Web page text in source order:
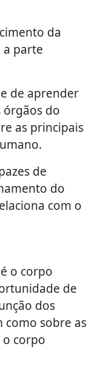
da
a parte
de aprender
do
as principais
de
do
com o
o corpo
de
dos
como sobre as
corpo